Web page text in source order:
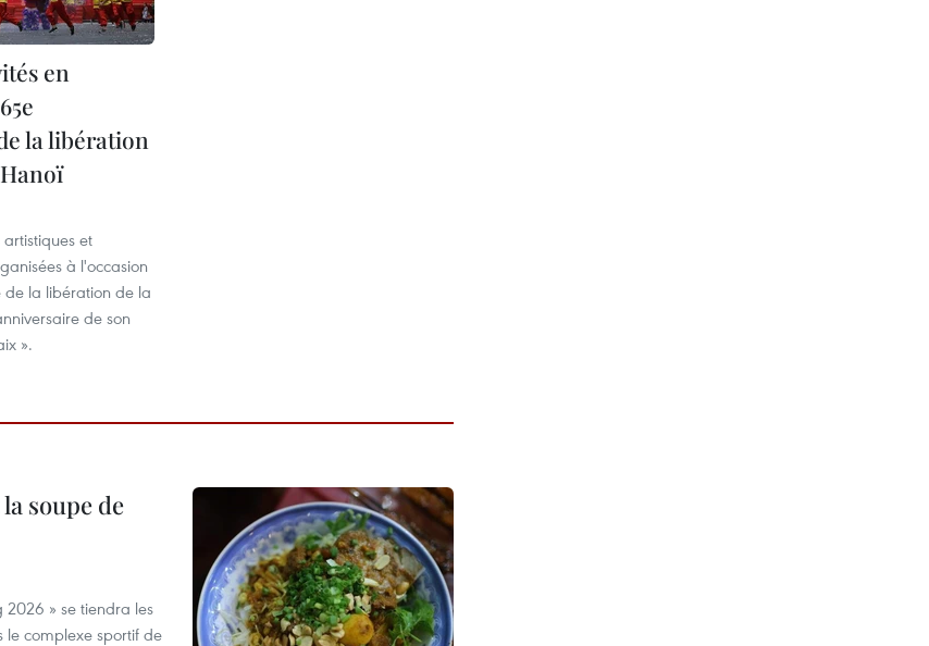
en
la libération
artistiques et
à l'occasion
la libération de la
de son
».
soupe de
2026 » se tiendra les
le complexe sportif de